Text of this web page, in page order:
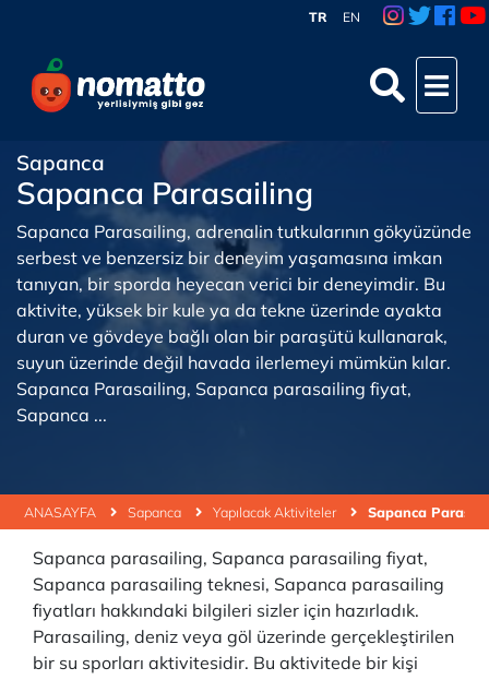
TR EN
ANASAYFA Sapanca Yapılacak Aktiviteler Sapanca
Sapanca
Sapanca Parasailing
Sapanca Parasailing, adrenalin tutkularının gökyüzünde
serbest ve benzersiz bir deneyim yaşamasına imkan
tanıyan, bir sporda heyecan verici bir deneyimdir. Bu
aktivite, yüksek bir kule ya da tekne üzerinde ayakta
duran ve gövdeye bağlı olan bir paraşütü kullanarak,
suyun üzerinde değil havada ilerlemeyi mümkün kılar.
Sapanca Parasailing, Sapanca parasailing fiyat,
Sapanca ...
Sapanca parasailing, Sapanca parasailing fiyat,
Sapanca parasailing teknesi, Sapanca parasailing
fiyatları hakkındaki bilgileri sizler için hazırladık.
Parasailing, deniz veya göl üzerinde gerçekleştirilen
bir su sporları aktivitesidir. Bu aktivitede bir kişi